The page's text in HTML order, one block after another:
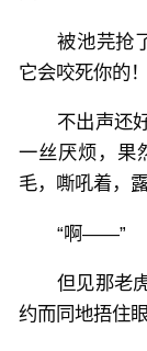
被池芫抢
它会咬死你的
不出声还
一丝厌烦，果
毛，嘶吼着，
“啊——”
但见那老
约而同地捂住眼